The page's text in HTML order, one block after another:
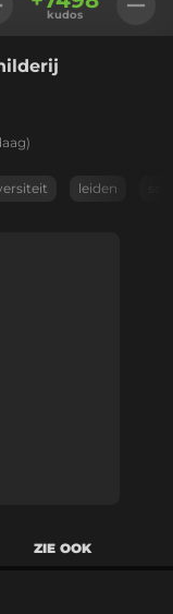
kudos
leiden
ZIE OOK